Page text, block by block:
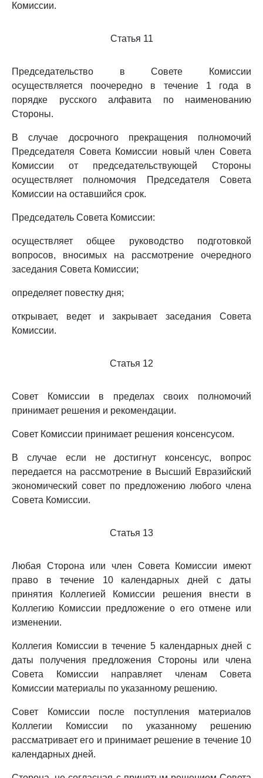
Комиссии.
Статья 11
Председательство в Совете Комиссии
осуществляется поочередно в течение 1 года в
порядке русского алфавита по наименованию
Стороны.
В случае досрочного прекращения полномочий
Председателя Совета Комиссии новый член Совета
Комиссии от председательствующей Стороны
осуществляет полномочия Председателя Совета
Комиссии на оставшийся срок.
Председатель Совета Комиссии:
осуществляет общее руководство подготовкой
вопросов, вносимых на рассмотрение очередного
заседания Совета Комиссии;
определяет повестку дня;
открывает, ведет и закрывает заседания Совета
Комиссии.
Статья 12
Совет Комиссии в пределах своих полномочий
принимает решения и рекомендации.
Совет Комиссии принимает решения консенсусом.
В случае если не достигнут консенсус, вопрос
передается на рассмотрение в Высший Евразийский
экономический совет по предложению любого члена
Совета Комиссии.
Статья 13
Любая Сторона или член Совета Комиссии имеют
право в течение 10 календарных дней с даты
принятия Коллегией Комиссии решения внести в
Коллегию Комиссии предложение о его отмене или
изменении.
Коллегия Комиссии в течение 5 календарных дней с
даты получения предложения Стороны или члена
Совета Комиссии направляет членам Совета
Комиссии материалы по указанному решению.
Совет Комиссии после поступления материалов
Коллегии Комиссии по указанному решению
рассматривает его и принимает решение в течение 10
календарных дней.